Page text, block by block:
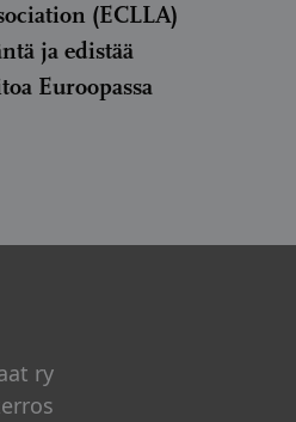
(ECLLA)
ja edistää
Euroopassa
ry